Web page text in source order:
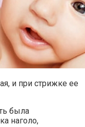
и при стрижке ее
была
наголо,